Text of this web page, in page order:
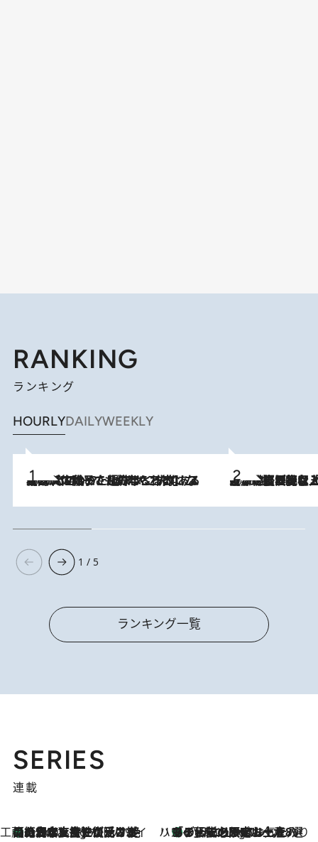
RANKING
ランキング
HOURLYDAILYWEEKLY
2026.8.5
【阿川佐和子さんの年とる力】なぜ70代で始めた趣味は“こんなに楽しい”のか？ ピアノ、俳句…スランプに陥っても続けられる“ある秘訣”とは 2026.8.5
【なぜ吉沢亮は「気配を消せる」のか？】興行収入208億の『国宝』を経て挑むミュージカル『ディア・エヴァン・ハンセン』。トップ俳優が舞台上でさらけ出した“孤独”とは
1 / 5
ランキング一覧
SERIES
連載
工藤まやのおもてなしハワイ
5 Hours Ago
【ハワイ土産】ローカルの絶大な支持で復活！ 絶品の幻クッキー《元ファンの日本人女性が受け継いだ名店》 ハワイ賢者 リサのお気に入りリスト5 Hours Ago
あの伝説の限定トートも！ リニューアルした「ディーン＆デルーカ ハワイ」で必須のお土産8選